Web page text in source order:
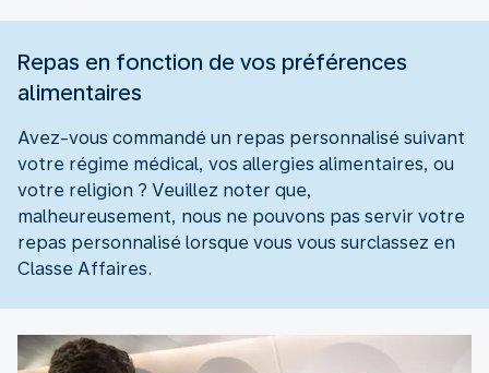
Repas en fonction de vos préférences
alimentaires
Avez-vous commandé un repas personnalisé suivant
votre régime médical, vos allergies alimentaires, ou
votre religion ? Veuillez noter que,
malheureusement, nous ne pouvons pas servir votre
repas personnalisé lorsque vous vous surclassez en
Classe Affaires.